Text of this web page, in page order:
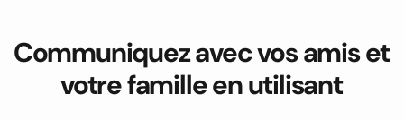
Communiquez avec vos amis et
votre famille en utilisant